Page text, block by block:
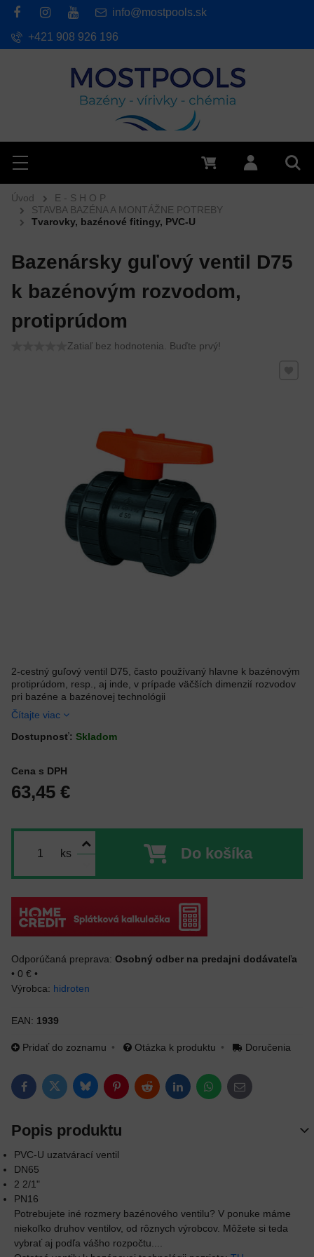
Hľadať
Menu Prihlásiť
info@mostpools.sk
+421 908 926 196
Úvod
E - S H O P
STAVBA BAZÉNA A MONTÁŽNE POTREBY
Tvarovky, bazénové fitingy, PVC-U
Bazenársky guľový ventil D75
k bazénovým rozvodom,
protiprúdom
2-cestný guľový ventil D75, často používaný hlavne k bazénovým
protiprúdom, resp., aj inde, v prípade väčších dimenzií rozvodov
pri bazéne a bazénovej technológii
Čítajte viac
Zatiaľ bez hodnotenia. Buďte prvý!
Dostupnosť: Skladom
Cena s DPH
63,45 €
ks Do košíka
Osobný odber na predajni dodávateľa
• 0 € •
Výrobca: hidroten
EAN: 1939
Pridať do zoznamu Otázka k produktu Doručenia
FacebookTwitterBlueskyPinterestRedditLinkedInWhatsApp
E-mail
Popis produktu
PVC-U uzatvárací ventil
DN65
2 2/1"
PN16
Potrebujete iné rozmery bazénového ventilu? V ponuke máme
niekoľko druhov ventilov, od rôznych výrobcov. Môžete si teda
vybrať aj podľa vášho rozpočtu....